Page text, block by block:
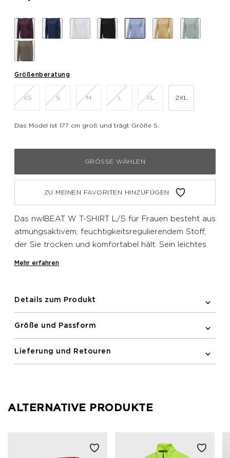
Größenberatung
XS S M L XL 2XL
Das Model ist 177 cm groß und trägt Größe S.
GRÖSSE WÄHLEN
ZU MEINEN FAVORITEN HINZUFÜGEN
Das nwlBEAT W T-SHIRT L/S für Frauen besteht aus
atmungsaktivem, feuchtigkeitsregulierendem Stoff,
der Sie trocken und komfortabel hält. Sein leichtes
Mehr erfahren
Details zum Produkt
Größe und Passform
Lieferung und Retouren
ALTERNATIVE PRODUKTE